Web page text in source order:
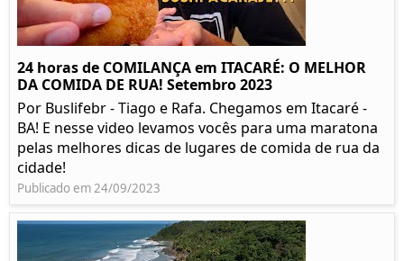
24 horas de COMILANÇA em ITACARÉ: O MELHOR
DA COMIDA DE RUA! Setembro 2023
Por Buslifebr - Tiago e Rafa. Chegamos em Itacaré -
BA! E nesse video levamos vocês para uma maratona
pelas melhores dicas de lugares de comida de rua da
cidade!
Publicado em 24/09/2023